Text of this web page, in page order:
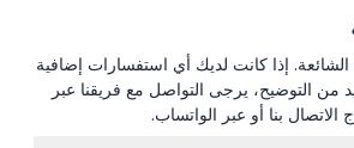
إذا كانت لديك أي استفسارات إضافية
من التوضيح، يرجى التواصل مع فريقنا عبر
الاتصال بنا أو عبر الواتساب.